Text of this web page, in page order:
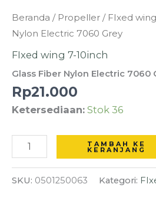
Beranda / Propeller / FIxed
Nylon Electric 7060 Grey
FIxed wing 7-10inch
Glass Fiber Nylon Electric 7060
Rp21.000
Ketersediaan: Stok 36
Kuantitas
Glass
Fiber
Electric
7060
Grey
TAMBAH KE
KERANJANG
SKU: 0501250063 Kategori: